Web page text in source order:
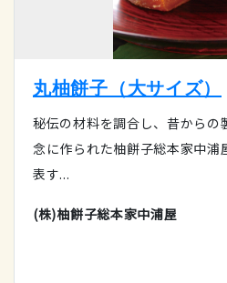
丸柚餅子（大サイズ）
秘伝の材料を調合し、昔からの
念に作られた柚餅子総本家中浦
表す...
(株)柚餅子総本家中浦屋